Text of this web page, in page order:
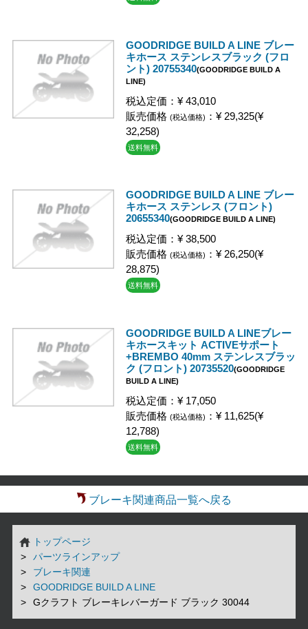
GOODRIDGE BUILD A LINE ブレー
キホース ステンレスブラック (フロ
ント) 20755340(GOODRIDGE BUILD A
LINE)
税込定価：¥ 43,010
販売価格 (税込価格) ：¥ 29,325(¥
32,258)
送料無料
GOODRIDGE BUILD A LINE ブレー
キホース ステンレス (フロント)
20655340(GOODRIDGE BUILD A LINE)
税込定価：¥ 38,500
販売価格 (税込価格) ：¥ 26,250(¥
28,875)
送料無料
GOODRIDGE BUILD A LINEブレー
キホースキット ACTIVEサポート
+BREMBO 40mm ステンレスブラッ
ク (フロント) 20735520(GOODRIDGE
BUILD A LINE)
税込定価：¥ 17,050
販売価格 (税込価格) ：¥ 11,625(¥
12,788)
送料無料
ブレーキ関連商品一覧へ戻る
トップページ
パーツラインアップ
ブレーキ関連
GOODRIDGE BUILD A LINE
Gクラフト ブレーキレバーガード ブラック 30044